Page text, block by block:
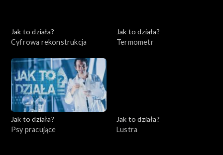
Jak to działa?
Cyfrowa rekonstrukcja
Jak to działa?
Termometr
Jak to działa?
Psy pracujące
Jak to działa?
Lustra